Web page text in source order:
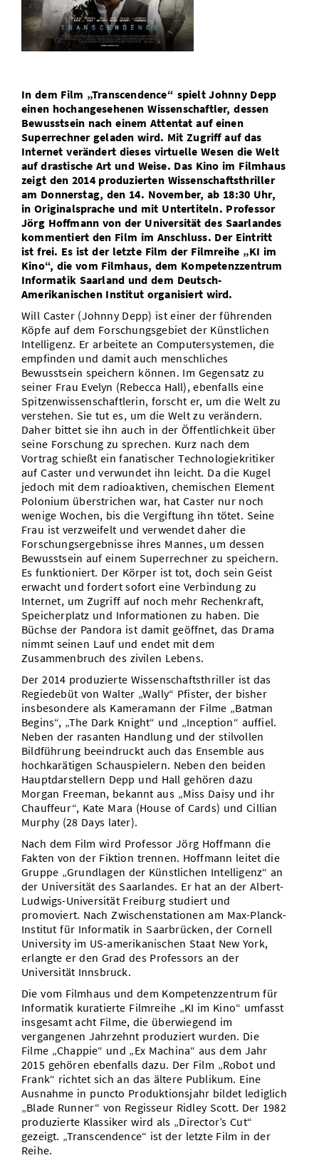
Vom Studium in den Beruf
Study Scheduler
Bibliothek
Open Science/Open Access
Start-ups
IT-Themenabend
Ranking
Zahlen & Fakten
Preise, Auszeichnungen und Förderungen
Kontakt
SIC Podcast
Anfahrt
Termine, Vorträge und Veranstaltungen
Alumni
In dem Film „Transcendence“ spielt Johnny Depp
einen hochangesehenen Wissenschaftler, dessen
Bewusstsein nach einem Attentat auf einen
Superrechner geladen wird. Mit Zugriff auf das
Internet verändert dieses virtuelle Wesen die Welt
auf drastische Art und Weise. Das Kino im Filmhaus
zeigt den 2014 produzierten Wissenschaftsthriller
am Donnerstag, den 14. November, ab 18:30 Uhr,
in Originalsprache und mit Untertiteln. Professor
Jörg Hoffmann von der Universität des Saarlandes
kommentiert den Film im Anschluss. Der Eintritt
ist frei. Es ist der letzte Film der Filmreihe „KI im
Kino“, die vom Filmhaus, dem Kompetenzzentrum
Informatik Saarland und dem Deutsch-
Amerikanischen Institut organisiert wird.
Will Caster (Johnny Depp) ist einer der führenden
Köpfe auf dem Forschungsgebiet der Künstlichen
Intelligenz. Er arbeitete an Computersystemen, die
empfinden und damit auch menschliches
Bewusstsein speichern können. Im Gegensatz zu
seiner Frau Evelyn (Rebecca Hall), ebenfalls eine
Spitzenwissenschaftlerin, forscht er, um die Welt zu
verstehen. Sie tut es, um die Welt zu verändern.
Daher bittet sie ihn auch in der Öffentlichkeit über
seine Forschung zu sprechen. Kurz nach dem
Vortrag schießt ein fanatischer Technologiekritiker
auf Caster und verwundet ihn leicht. Da die Kugel
jedoch mit dem radioaktiven, chemischen Element
Polonium überstrichen war, hat Caster nur noch
wenige Wochen, bis die Vergiftung ihn tötet. Seine
Frau ist verzweifelt und verwendet daher die
Forschungsergebnisse ihres Mannes, um dessen
Bewusstsein auf einem Superrechner zu speichern.
Es funktioniert. Der Körper ist tot, doch sein Geist
erwacht und fordert sofort eine Verbindung zu
Internet, um Zugriff auf noch mehr Rechenkraft,
Speicherplatz und Informationen zu haben. Die
Büchse der Pandora ist damit geöffnet, das Drama
nimmt seinen Lauf und endet mit dem
Zusammenbruch des zivilen Lebens.
Der 2014 produzierte Wissenschaftsthriller ist das
Regiedebüt von Walter „Wally“ Pfister, der bisher
insbesondere als Kameramann der Filme „Batman
Begins“, „The Dark Knight“ und „Inception“ auffiel.
Neben der rasanten Handlung und der stilvollen
Bildführung beeindruckt auch das Ensemble aus
hochkarätigen Schauspielern. Neben den beiden
Hauptdarstellern Depp und Hall gehören dazu
Morgan Freeman, bekannt aus „Miss Daisy und ihr
Chauffeur“, Kate Mara (House of Cards) und Cillian
Murphy (28 Days later).
Nach dem Film wird Professor Jörg Hoffmann die
Fakten von der Fiktion trennen. Hoffmann leitet die
Gruppe „Grundlagen der Künstlichen Intelligenz“ an
der Universität des Saarlandes. Er hat an der Albert-
Ludwigs-Universität Freiburg studiert und
promoviert. Nach Zwischenstationen am Max-Planck-
Institut für Informatik in Saarbrücken, der Cornell
University im US-amerikanischen Staat New York,
erlangte er den Grad des Professors an der
Universität Innsbruck.
Die vom Filmhaus und dem Kompetenzzentrum für
Informatik kuratierte Filmreihe „KI im Kino“ umfasst
insgesamt acht Filme, die überwiegend im
vergangenen Jahrzehnt produziert wurden. Die
Filme „Chappie“ und „Ex Machina“ aus dem Jahr
2015 gehören ebenfalls dazu. Der Film „Robot und
Frank“ richtet sich an das ältere Publikum. Eine
Ausnahme in puncto Produktionsjahr bildet lediglich
„Blade Runner“ von Regisseur Ridley Scott. Der 1982
produzierte Klassiker wird als „Director’s Cut“
gezeigt. „Transcendence“ ist der letzte Film in der
Reihe.